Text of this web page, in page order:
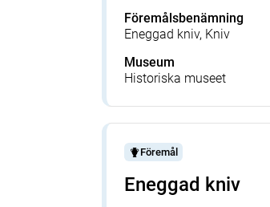
Föremålsbenämning
Eneggad kniv, Kniv
Museum
Historiska museet
Föremål
Eneggad kniv